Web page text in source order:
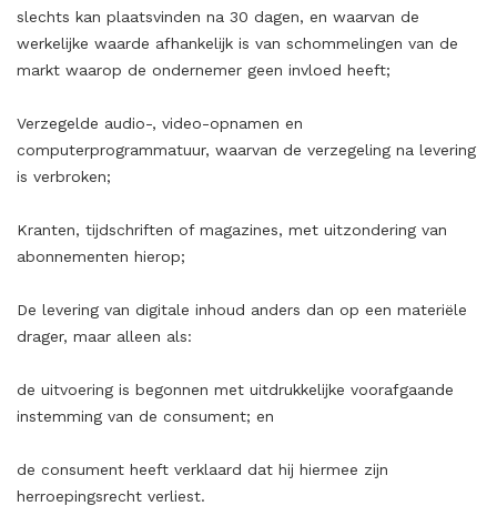
slechts kan plaatsvinden na 30 dagen, en waarvan de
werkelijke waarde afhankelijk is van schommelingen van de
markt waarop de ondernemer geen invloed heeft;
Verzegelde audio-, video-opnamen en
computerprogrammatuur, waarvan de verzegeling na levering
is verbroken;
Kranten, tijdschriften of magazines, met uitzondering van
abonnementen hierop;
De levering van digitale inhoud anders dan op een materiële
drager, maar alleen als:
de uitvoering is begonnen met uitdrukkelijke voorafgaande
instemming van de consument; en
de consument heeft verklaard dat hij hiermee zijn
herroepingsrecht verliest.